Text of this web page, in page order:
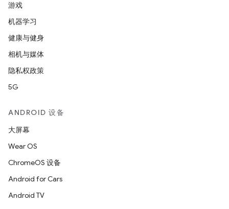
游戏
机器学习
健康与健身
相机与媒体
隐私权政策
5G
ANDROID 设备
大屏幕
Wear OS
ChromeOS 设备
Android for Cars
Android TV